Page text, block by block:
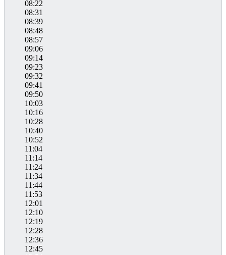
08:22
08:31
08:39
08:48
08:57
09:06
09:14
09:23
09:32
09:41
09:50
10:03
10:16
10:28
10:40
10:52
11:04
11:14
11:24
11:34
11:44
11:53
12:01
12:10
12:19
12:28
12:36
12:45